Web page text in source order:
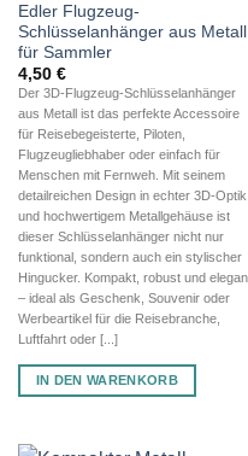
Edler Flugzeug-
Schlüsselanhänger aus Metall
für Sammler
4,50 €
Der 3D-Flugzeug-Schlüsselanhänger
aus Metall ist das perfekte Accessoire
für Reisebegeisterte, Piloten,
Flugzeugliebhaber oder einfach für
Menschen mit Fernweh. Mit seinem
detailreichen Design in echter 3D-Optik
und hochwertigem Metallgehäuse ist
dieser Schlüsselanhänger nicht nur
funktional, sondern auch ein stylischer
Hingucker. Kompakt, robust und
– ideal als Geschenk, Souvenir oder
Werbeartikel für die Reisebranche,
Luftfahrt oder [...]
IN DEN WARENKORB